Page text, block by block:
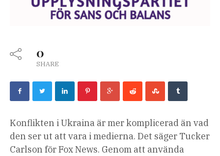
0
SHARE
Konflikten i Ukraina är mer komplicerad än vad
den ser ut att vara i medierna. Det säger Tucker
Carlson för Fox News. Genom att använda